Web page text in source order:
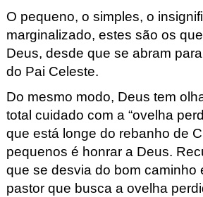
O pequeno, o simples, o
marginalizado, estes são os
Deus, desde que se abram
do Pai Celeste.
Do mesmo modo, Deus tem
total cuidado com a “ovelha
que está l onge do rebanho de
pequenos é honrar a Deus.
que se desvia do bom caminho
pastor que busca a ove lha